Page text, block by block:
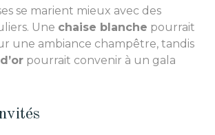
se marient mieux avec des
Une chaise blanche pourrait
une ambiance champêtre, tandis
d’or pourrait convenir à un gala